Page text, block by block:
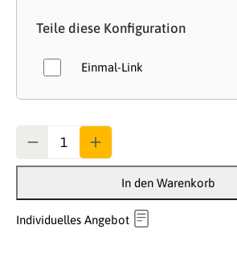
Teile diese Konfiguration
Einmal-Link
In den Warenkorb
Individuelles Angebot